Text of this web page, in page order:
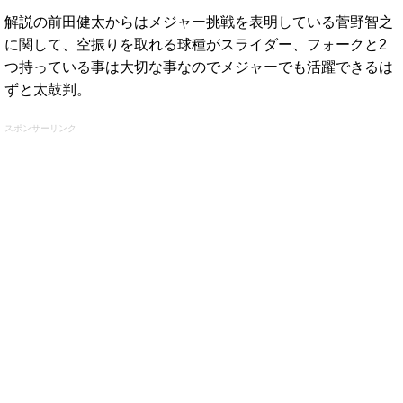
解説の前田健太からはメジャー挑戦を表明している菅野智之
に関して、空振りを取れる球種がスライダー、フォークと2
つ持っている事は大切な事なのでメジャーでも活躍できるは
ずと太鼓判。
スポンサーリンク